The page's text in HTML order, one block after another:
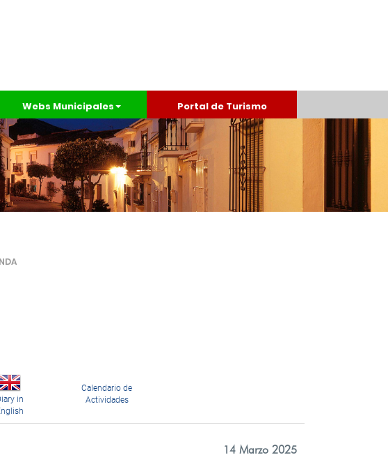
Webs Municipales Portal de Turismo
in
Calendario de
Actividades
14 Marzo 2025